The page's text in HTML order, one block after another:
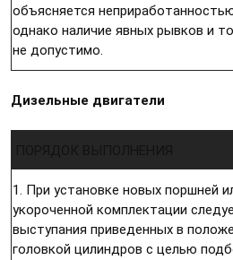
объясняется
однако наличие явных рывков и
не допустимо.
Дизельные двигатели
1. При установке новых поршней
укороченной комплектации
выступания приведенных в
головкой цилиндров с целью